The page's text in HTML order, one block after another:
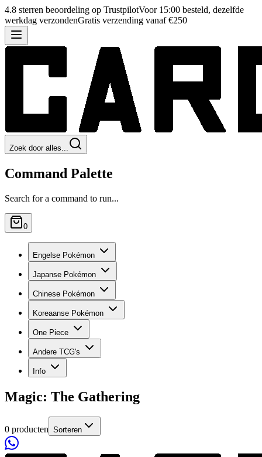
4.8 sterren beoordeling op TrustpilotVoor 15:00 besteld, dezelfde
werkdag verzondenGratis verzending vanaf €250
Zoek door alles...
Command Palette
Search for a command to run...
0
Engelse Pokémon
Japanse Pokémon
Chinese Pokémon
Koreaanse Pokémon
One Piece
Andere TCG's
Info
Magic: The Gathering
0 producten Sorteren